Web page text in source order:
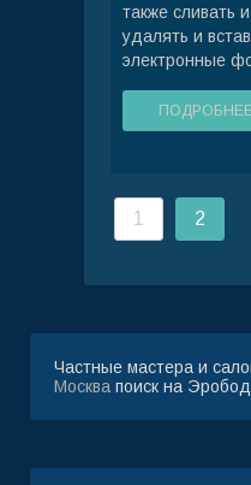
также сливать
удалять и
электронные
1 2
Частные мастера и
Москва поиск на